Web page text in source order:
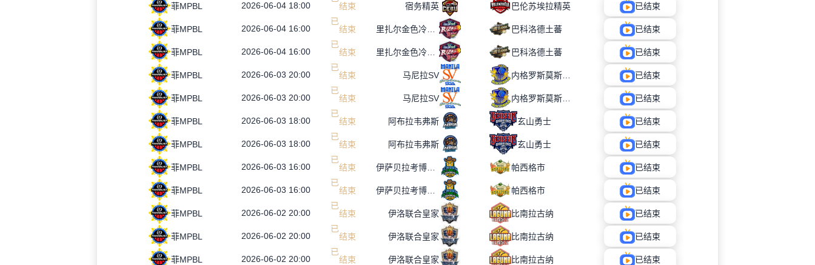
菲MPBL 2026-06-04 18:00 结束 宿务精英 巴伦苏埃拉精英 已结束
菲MPBL 2026-06-04 16:00 结束 巴科洛德土蕃 已结束
菲MPBL 2026-06-04 16:00 结束 巴科洛德土蕃 已结束
菲MPBL 2026-06-03 20:00 结束 马尼拉SV 内格罗斯莫斯科瓦多斯 已结束
菲MPBL 2026-06-03 20:00 结束 马尼拉SV 内格罗斯莫斯科瓦多斯 已结束
菲MPBL 2026-06-03 18:00 结束 阿布拉韦弗斯 玄山勇士 已结束
菲MPBL 2026-06-03 18:00 结束 阿布拉韦弗斯 玄山勇士 已结束
菲MPBL 2026-06-03 16:00 结束 帕西格市 已结束
菲MPBL 2026-06-03 16:00 结束 帕西格市 已结束
菲MPBL 2026-06-02 20:00 结束 伊洛联合皇家 比南拉古纳 已结束
菲MPBL 2026-06-02 20:00 结束 伊洛联合皇家 比南拉古纳 已结束
菲MPBL 2026-06-02 20:00 结束 伊洛联合皇家 比南拉古纳 已结束